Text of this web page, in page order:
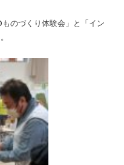
のづくり体験会」と「イン